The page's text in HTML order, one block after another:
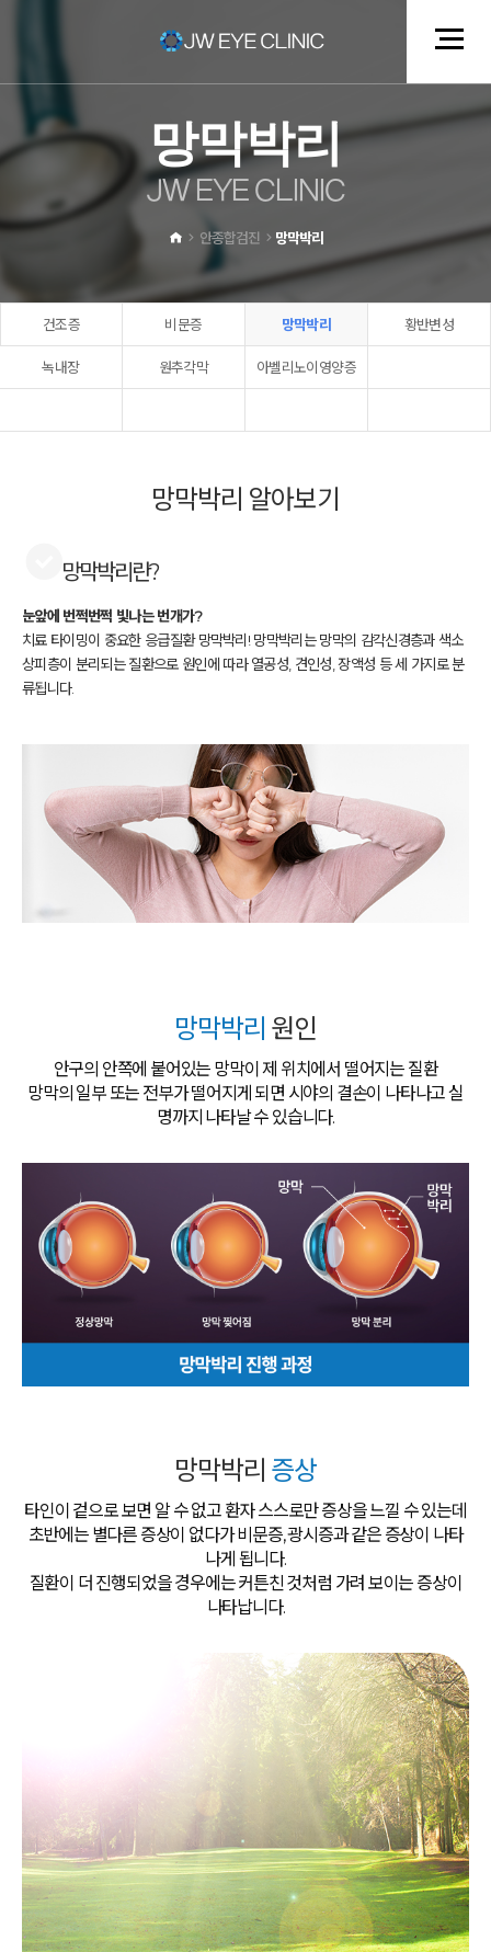
망막박리
JW EYE CL N C
안종합검진 망막박리
건조증 비문증 망막박리 황반변성
녹내장 원추각막 아벨리노이영양증
망막박리 알아보기
망막박리란?
눈앞에 번쩍번쩍 빛나는 번개가?
치료 타이밍이 중요한 응급질환 망막박리! 망막박리는 망막의 감각신경층과 색소
상피층이 분리되는 질환으로원인에 따라 열공성, 견인성, 장액성 등 세 가지로 분
류됩니다.
망막박리 원인
안구의 안쪽에 붙어있는 망막이 제 위치에서 떨어지는 질환
망막의 일부 또는 전부가 떨어지게 되면 시야의 결손이 나타나고 실
명까지 나타날 수 있습니다.
망막박리 증상
타인이 겉으로 보면 알 수 없고 환자 스스로만 증상을 느낄 수 있는데
초반에는 별다른 증상이 없다가 비문증, 광시증과 같은 증상이 나타
나게 됩니다.
질환이 더 진행되었을 경우에는 커튼친 것처럼 가려 보이는 증상이
나타납니다.